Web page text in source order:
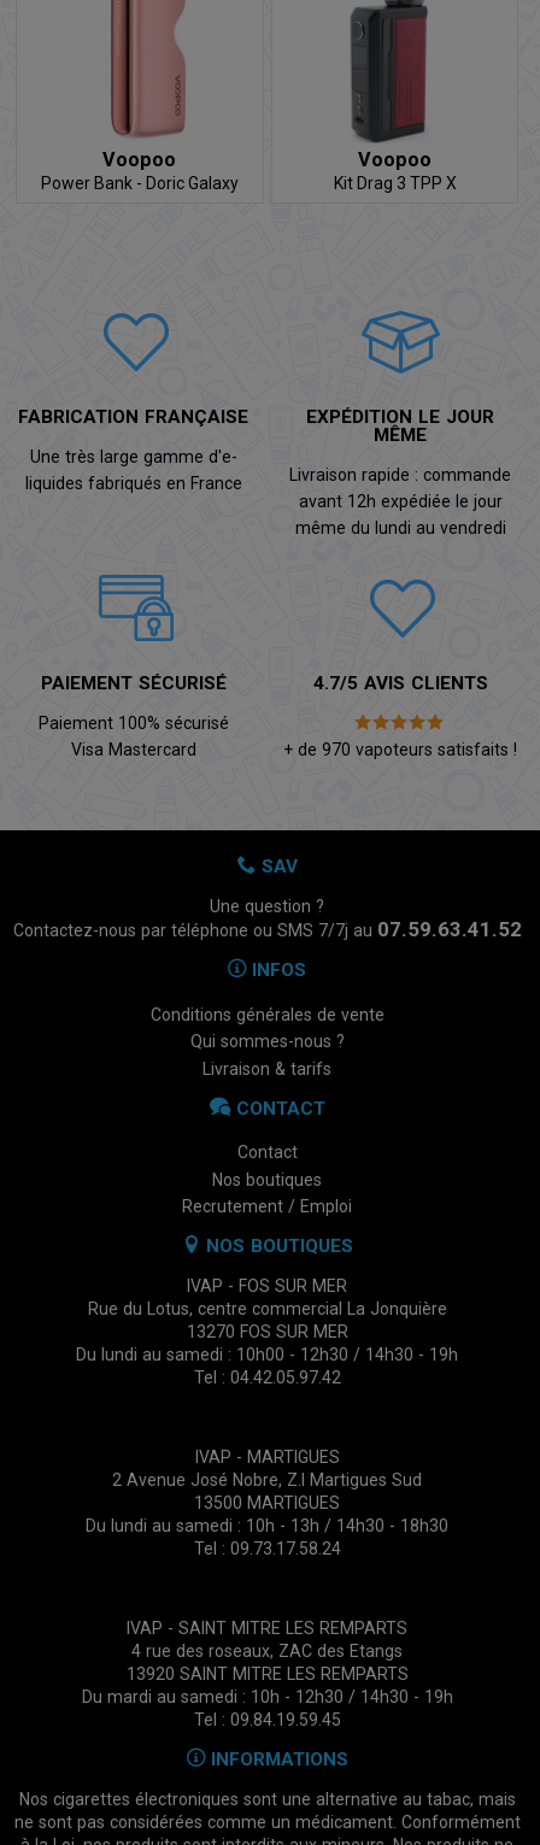
Voopoo
Power Bank - Doric Galaxy
Voopoo
Kit Drag 3 TPP X
FABRICATION FRANÇAISE
Une très large gamme d'e-
liquides fabriqués en France
EXPÉDITION LE JOUR
MÊME
Livraison rapide : commande
avant 12h expédiée le jour
même du lundi au vendredi
PAIEMENT SÉCURISÉ
Paiement 100% sécurisé
Visa Mastercard
4.7/5 AVIS CLIENTS
+ de 970 vapoteurs satisfaits !
SAV
Une question ?
Contactez-nous par téléphone ou SMS 7/7j au 07.59.63.41.52
INFOS
Conditions générales de vente
Qui sommes-nous ?
Livraison & tarifs
CONTACT
Contact
Nos boutiques
Recrutement / Emploi
NOS BOUTIQUES
IVAP - FOS SUR MER
Rue du Lotus, centre commercial La Jonquière
13270 FOS SUR MER
Du lundi au samedi : 10h00 - 12h30 / 14h30 - 19h
Tel : 04.42.05.97.42
IVAP - MARTIGUES
2 Avenue José Nobre, Z.I Martigues Sud
13500 MARTIGUES
Du lundi au samedi : 10h - 13h / 14h30 - 18h30
Tel : 09.73.17.58.24
IVAP - SAINT MITRE LES REMPARTS
4 rue des roseaux, ZAC des Etangs
13920 SAINT MITRE LES REMPARTS
Du mardi au samedi : 10h - 12h30 / 14h30 - 19h
Tel : 09.84.19.59.45
INFORMATIONS
Nos cigarettes électroniques sont une alternative au tabac, mais
ne sont pas considérées comme un médicament. Conformément